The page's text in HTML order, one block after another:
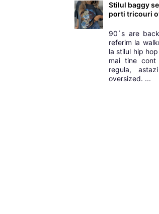
Stilul baggy
porti tricouri
90`s are
referim la
la stilul hip
mai tine cont
regula,
oversized. ...